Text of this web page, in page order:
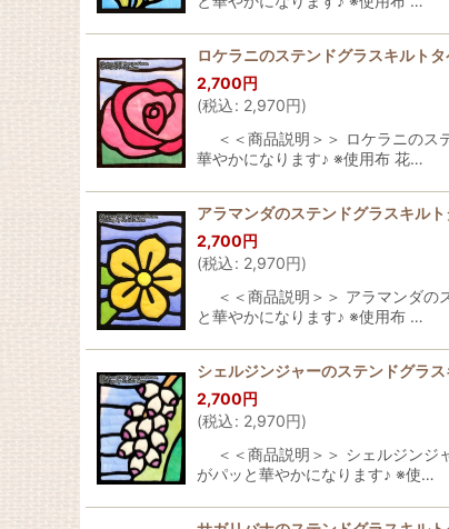
ロケラニのステンドグラスキルト
2,700円
(税込: 2,970円)
＜＜商品説明＞＞ ロケラニのス
華やかになります♪ ※使用布 花…
アラマンダのステンドグラスキル
2,700円
(税込: 2,970円)
＜＜商品説明＞＞ アラマンダの
と華やかになります♪ ※使用布 …
シェルジンジャーのステンドグラ
2,700円
(税込: 2,970円)
＜＜商品説明＞＞ シェルジンジ
がパッと華やかになります♪ ※使…